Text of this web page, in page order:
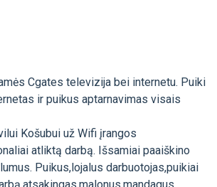
Cgates televizija bei internetu. Puiki
ir puikus aptarnavimas visais
Košubui už Wifi įrangos
atliktą darbą. Išsamiai paaiškino
Puikus,lojalus darbuotojas,puikiai